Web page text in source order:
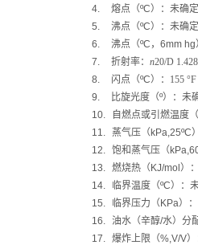
4.
熔点（ºC）： 未确定
5.
沸点（ºC）：未确定
6.
沸点（ºC ， 6mm hg
7.
折射率： n20/D
8.
闪点（ºC）： 155 °F
9.
比旋光度（º）： 未
10.
自燃点或引燃温度（
11.
蒸气压（ kPa,25ºC
12. 饱和蒸气压（
13. 燃烧热（ KJ/mol ）：
14.
临界温度（ºC）：
15.
临界压力（ KPa）
16. 油水（辛醇/水）分
17. 爆炸上限（%,V/V